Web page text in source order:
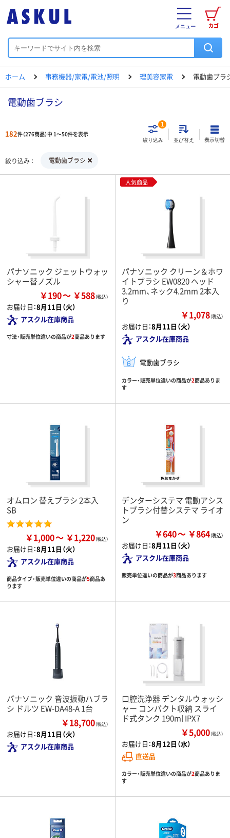
カゴ
メニュー
ホーム 事務機器/家電/電池/照明 理美容家電 電動歯ブラ
電動歯ブラシ
182件（276商品）中 1～50件を表示
絞り込み
1
並び替え 表示切替
絞り込み 電動歯ブラシ
パナソニック ジェットウォッ
シャー替ノズル
￥190 ￥588
お届け日：8月11日（火）
アスクル在庫商品
寸法・販売単位違いの商品が2商品あります
人気商品
パナソニック クリーン＆ホワ
イトブラシ EW0820 ヘッド
3.2mm、ネック4.2mm 2本入
り
￥1,078（税込）
お届け日：8月11日（火）
アスクル在庫商品
電動歯ブラシ
カラー・販売単位違いの商品が2商品ありま
す
オムロン 替えブラシ 2本入
SB
￥1,000 ￥1,220
お届け日：8月11日（火）
アスクル在庫商品
商品タイプ・販売単位違いの商品が5商品あ
ります
デンターシステマ 電動アシス
トブラシ付替システマ ライオ
ン
￥640 ￥864
お届け日：8月11日（火）
アスクル在庫商品
販売単位違いの商品が3商品あります
パナソニック 音波振動ハブラ
シ ドルツ EW-DA48-A 1台
￥18,700（税込）
お届け日：8月11日（火）
アスクル在庫商品
口腔洗浄器 デンタルウォッシ
ャー コンパクト収納 スライ
ド式タンク 190ml IPX7
￥5,000（税込）
お届け日：8月12日（水）
直送品
カラー・販売単位違いの商品が2商品ありま
す